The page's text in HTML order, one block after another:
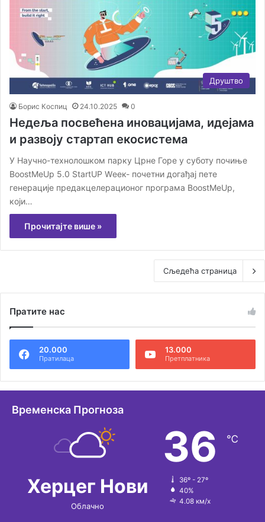
Друштво
Борис Коспиц 24.10.2025 0
Недеља посвећена иновацијама, идејама
и развоју стартап екосистема
У Научно-технолошком парку Црне Горе у суботу почиње
BoostMeUp 5.0 StartUP Wеек- почетни догађај пете
генерације предакцелерационог програма BoostMeUp,
који…
Прочитајте више »
Сљедећа страница
Пратите нас
20.000
Пратилаца
13.000
Претплатника
Временска Прогноза
Херцег Нови
Облачно
36 ℃
36º - 27º
40%
4.08 км/х